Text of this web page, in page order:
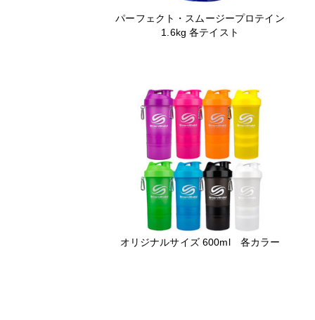
パーフェクト・スムージープロテイン
1.6kg 各テイスト
オリジナルサイズ 600ml 各カラー